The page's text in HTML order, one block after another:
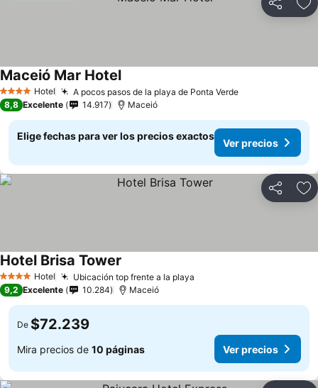
Compartir
4 EstrellasHotel A pocos pasos de la playa de Ponta VerdeVer precios
Maceió Mar HotelVer precios
8,8 Excelente 14.917 Maceió
Elige fechas para ver los precios exactos
Ver precios
Compartir
4 EstrellasHotel Ubicación top frente a la playa
Hotel Brisa Tower
9,2 Excelente 10.284 Maceió
De $72.239
Mira precios de 10 páginas Ver precios